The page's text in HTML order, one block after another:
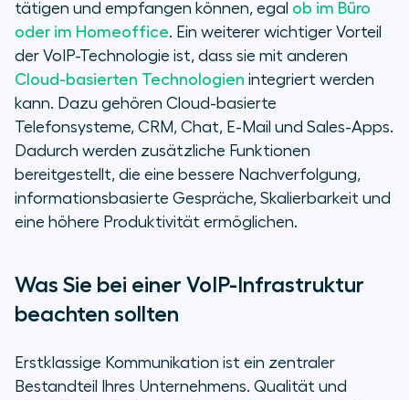
tätigen und empfangen können, egal ob im Büro
oder im Homeoffice. Ein weiterer wichtiger Vorteil
der VoIP-Technologie ist, dass sie mit anderen
Cloud-basierten Technologien integriert werden
kann. Dazu gehören Cloud-basierte
Telefonsysteme, CRM, Chat, E-Mail und Sales-Apps.
Dadurch werden zusätzliche Funktionen
bereitgestellt, die eine bessere Nachverfolgung,
informationsbasierte Gespräche, Skalierbarkeit und
eine höhere Produktivität ermöglichen.
Was Sie bei einer VoIP-Infrastruktur
beachten sollten
Erstklassige Kommunikation ist ein zentraler
Bestandteil Ihres Unternehmens. Qualität und